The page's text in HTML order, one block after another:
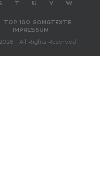
T U V
W
TOP 100 SONGTEXTE
IMPRESSUM
- All Rights Reserved